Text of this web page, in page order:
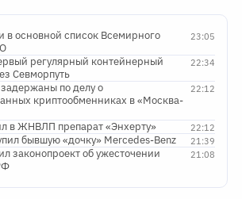
23:05
в основной список Всемирного
22:34
регулярный контейнерный
Севморпуть
22:12
по делу о
криптообменниках в «Москва-
22:12
в ЖНВЛП препарат «Энхерту»
21:39
бывшую «дочку» Mercedes-Benz
21:08
законопроект об ужесточении